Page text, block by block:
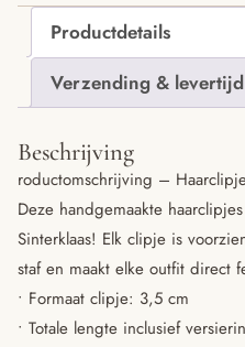
Productdetails
Verzending & levertijd
Beschrijving
roductomschrijving –
Deze handgemaakte
Sinterklaas! Elk clipje is
staf en maakt elke outfit direct
• Formaat clipje: 3,5 cm
• Totale lengte inclusief